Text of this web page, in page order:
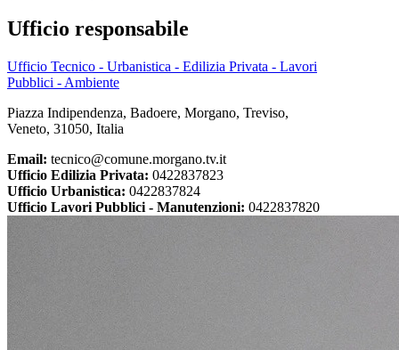
Ufficio responsabile
Ufficio Tecnico - Urbanistica - Edilizia Privata - Lavori
Pubblici - Ambiente
Piazza Indipendenza, Badoere, Morgano, Treviso,
Veneto, 31050, Italia
Email: tecnico@comune.morgano.tv.it
Ufficio Edilizia Privata: 0422837823
Ufficio Urbanistica: 0422837824
Ufficio Lavori Pubblici - Manutenzioni: 0422837820